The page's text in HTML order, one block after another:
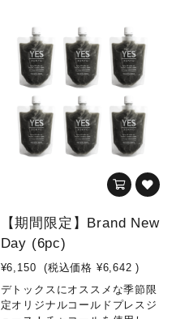
【期間限定】Brand New
Day (6pc)
¥6,150 (税込価格 ¥6,642 )
デトックスにオススメな季節限
定オリジナルコールドプレスジ